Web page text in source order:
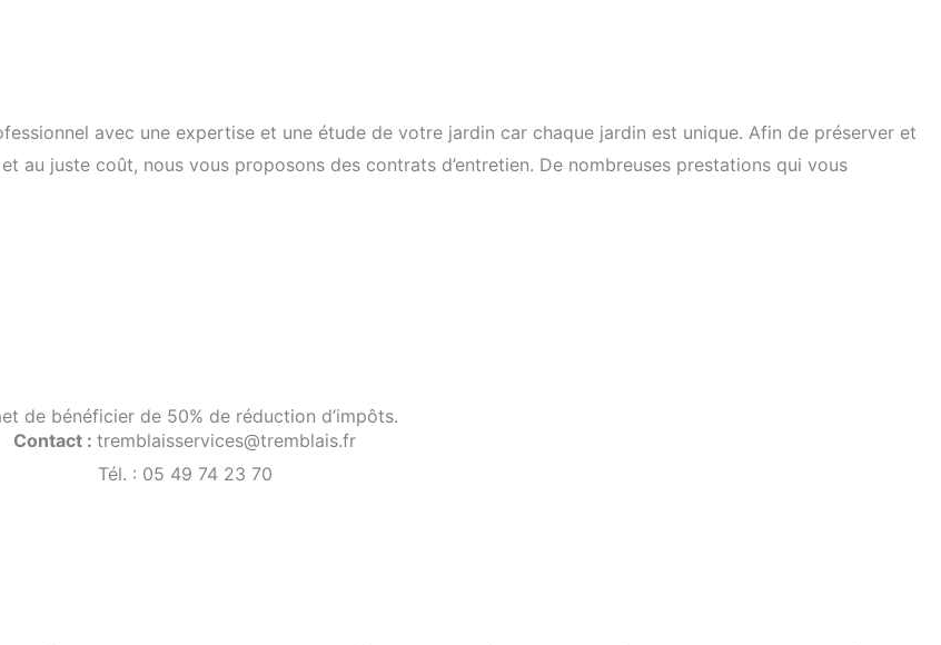
avec une expertise et une étude de votre jardin car chaque jardin est unique. Afin de préserver et
juste coût, nous vous proposons des contrats d’entretien. De nombreuses prestations qui vous
de bénéficier de 50% de réduction d’impôts.
Contact :tremblaisservices@tremblais.fr
Tél. : 05 49 74 23 70